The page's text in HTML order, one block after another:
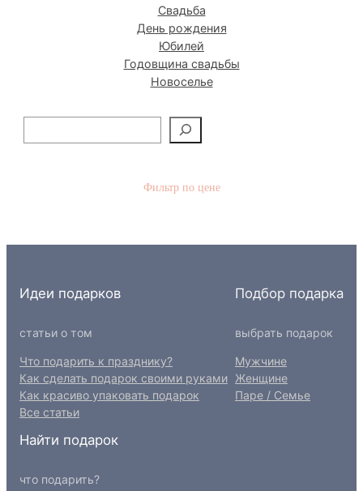
Свадьба
День рождения
Юбилей
Годовщина свадьбы
Новоселье
о
Фильтр по цене
Идеи подарков
статьи о том
Что подарить к празднику?
Как сделать подарок своими руками
Как красиво упаковать подарок
Все статьи
Подбор подарка
выбрать подарок
Мужчине
Женщине
Паре / Семье
Найти подарок
что подарить?